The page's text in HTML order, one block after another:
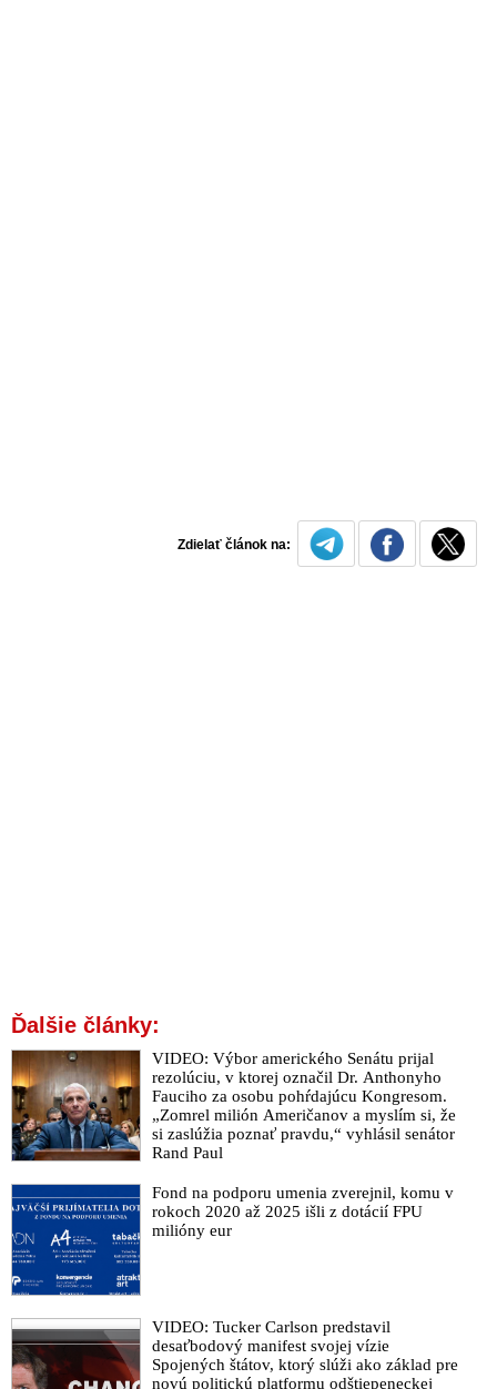
Zdielať článok na:
Ďalšie články:
VIDEO: Výbor amerického Senátu prijal
rezolúciu, v ktorej označil Dr. Anthonyho
Fauciho za osobu pohŕdajúcu Kongresom.
„Zomrel milión Američanov a myslím si, že
si zaslúžia poznať pravdu,“ vyhlásil senátor
Rand Paul
Fond na podporu umenia zverejnil, komu v
rokoch 2020 až 2025 išli z dotácií FPU
milióny eur
VIDEO: Tucker Carlson predstavil
desaťbodový manifest svojej vízie
Spojených štátov, ktorý slúži ako základ pre
novú politickú platformu odštiepeneckej